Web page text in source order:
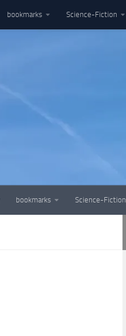
bookmarks Science-Fiction
bookmarks Science-Fiction